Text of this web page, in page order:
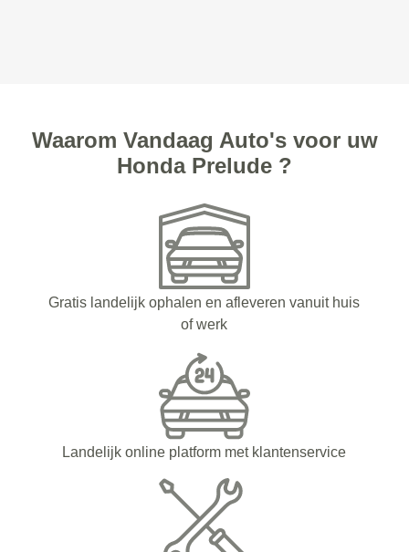
Waarom Vandaag Auto's voor uw
Honda Prelude ?
Gratis landelijk ophalen en afleveren vanuit huis
of werk
Landelijk online platform met klantenservice